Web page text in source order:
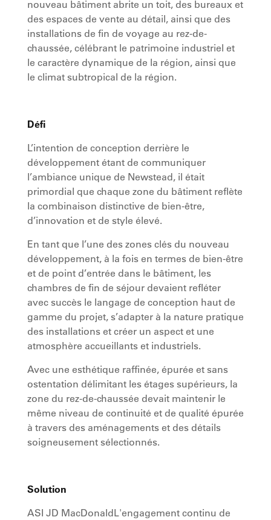
nouveau bâtiment abrite un toit, des bureaux et
des espaces de vente au détail, ainsi que des
installations de fin de voyage au rez-de-
chaussée, célébrant le patrimoine industriel et
le caractère dynamique de la région, ainsi que
le climat subtropical de la région.
Défi
L’intention de conception derrière le
développement étant de communiquer
l’ambiance unique de Newstead, il était
primordial que chaque zone du bâtiment reflète
la combinaison distinctive de bien-être,
d’innovation et de style élevé.
En tant que l’une des zones clés du nouveau
développement, à la fois en termes de bien-être
et de point d’entrée dans le bâtiment, les
chambres de fin de séjour devaient refléter
avec succès le langage de conception haut de
gamme du projet, s’adapter à la nature pratique
des installations et créer un aspect et une
atmosphère accueillants et industriels.
Avec une esthétique raffinée, épurée et sans
ostentation délimitant les étages supérieurs, la
zone du rez-de-chaussée devait maintenir le
même niveau de continuité et de qualité épurée
à travers des aménagements et des détails
soigneusement sélectionnés.
Solution
ASI JD MacDonaldL'engagement continu de